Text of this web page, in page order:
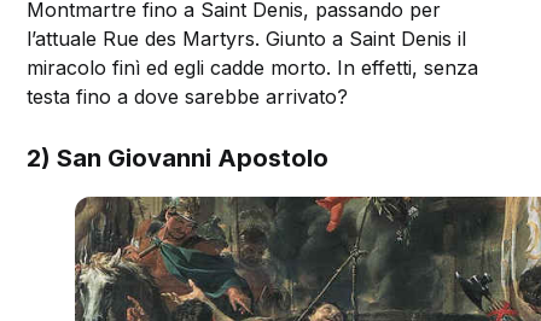
Montmartre fino a Saint Denis, passando per
l’attuale Rue des Martyrs. Giunto a Saint Denis il
miracolo finì ed egli cadde morto. In effetti, senza
testa fino a dove sarebbe arrivato?
2) San Giovanni Apostolo